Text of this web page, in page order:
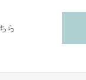
ら